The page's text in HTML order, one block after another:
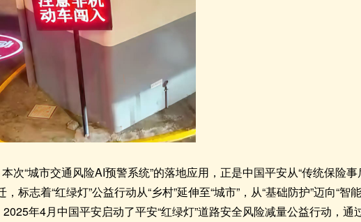
次“城市交通风险AI预警系统”的落地应用，正是中国平安从“传统保险
标志着“红绿灯”公益行动从“乡村”延伸至“城市”，从“基础防护”迈向“
年4月中国平安启动了平安“红绿灯”道路安全风险减量公益行动，